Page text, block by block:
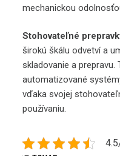
mechanickou
Stohovateľné
širokú škálu odvetví a
skladovanie a prepravu.
automatizované
vďaka svojej
používaniu.